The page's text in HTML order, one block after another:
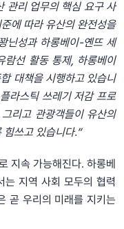
관리 업무의 핵심 요구 사
에 따라 유산의 완전성을
닌성과 하롱베이-옌뜨 세
람선 활동 통제, 하롱베이
대책을 시행하고 있습니
라스틱 쓰레기 저감 프로
리고 관광객들이 유산의
쓰고 있습니다.”
지속 가능해진다. 하롱베
는 지역 사회 모두의 협력
곧 우리의 미래를 지키는